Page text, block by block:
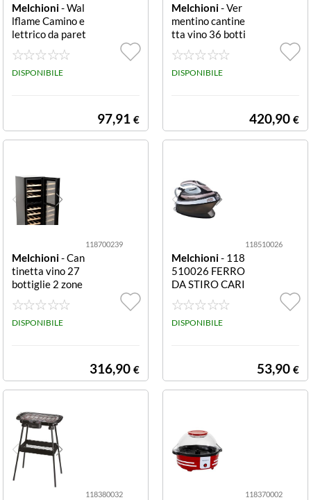
Melchioni- Wal
lflame Camino e
lettrico da paret
e 2000W effett
o fiamma nero T
ermoconvettore
DISPONIBILE
97,91 €
Melchioni- Ver
mentino cantine
tta vino 36 botti
glie nero 11870
0240 CANTINA
VINO 36 BOTTI
DISPONIBILE
420,90 €
118700239
Melchioni- Can
tinetta vino 27
bottiglie 2 zone
libera installazi
one
DISPONIBILE
316,90 €
118510026
Melchioni- 118
510026 FERRO
DA STIRO CARI
CACONTINUA I
NFINITY 1,5LT
2000W AMBRA
DISPONIBILE
53,90 €
118380032 118370002